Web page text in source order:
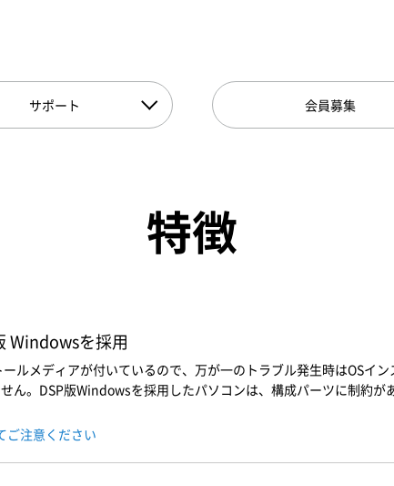
サポート 会員募集
特徴
Windowsを採用
ルメディアが付いているので、万が一のトラブル発生時はOSイ
ん。DSP版Windowsを採用したパソコンは、構成パーツに制約
ご注意ください